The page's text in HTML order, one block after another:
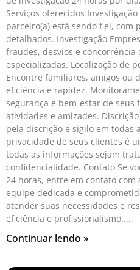
Serviços oferecidos
parceiro(a) está sendo fiel, com
detalhados. Investigação
fraudes, desvios e concorrência
especializadas. Localização de
Encontre familiares, amigos ou
eficiência e rapidez.
segurança e bem-estar de seus
atividades e amizades.
pela discrição e sigilo em todas
privacidade de seus clientes é
todas as informações sejam
confidencialidade. Contato Se
24 horas, entre em contato com
equipe dedicada e
atender suas necessidades e
eficiência e profissionalismo.
Continuar lendo »